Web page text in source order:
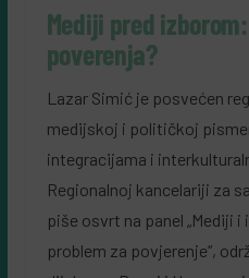
Mediji pred
poverenja?
Lazar Simić je posvećen
medijskoj i političkoj
integracijama i
Regionalnoj kancelariji za
piše osvrt na panel „Mediji
problem za povjerenje“,